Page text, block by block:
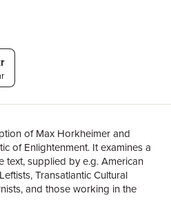
of Max Horkheimer and
of Enlightenment. It examines a
text, supplied by e.g. American
Transatlantic Cultural
and those working in the
1970 to 2010. It considers the